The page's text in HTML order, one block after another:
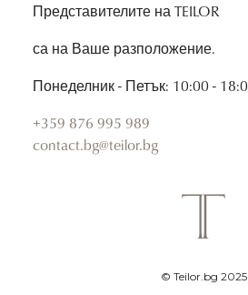
Представителите на TEILOR
са на Ваше разположение.
Понеделник - Петък: 10:00 -
+359 876 995 989
contact.bg@teilor.bg
© Teilor.bg 2025